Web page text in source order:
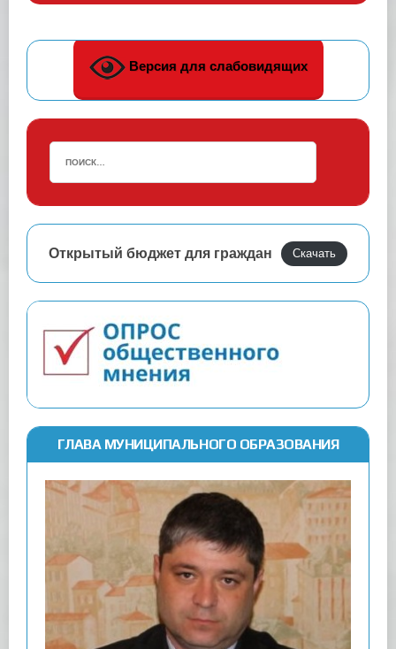
Версия для слабовидящих
Открытый бюджет для граждан Скачать
ГЛАВА МУНИЦИПАЛЬНОГО ОБРАЗОВАНИЯ